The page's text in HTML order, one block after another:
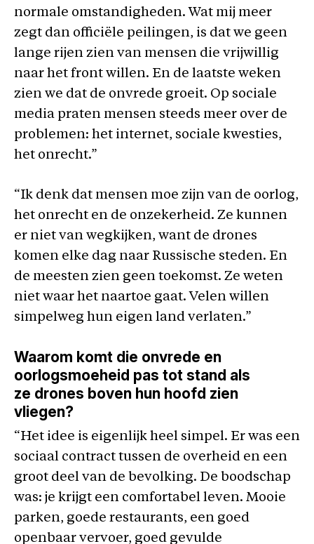
normale omstandigheden. Wat mij meer
zegt dan officiële peilingen, is dat we geen
lange rijen zien van mensen die vrijwillig
naar het front willen. En de laatste weken
zien we dat de onvrede groeit. Op sociale
media praten mensen steeds meer over de
problemen: het internet, sociale kwesties,
het onrecht.”
“Ik denk dat mensen moe zijn van de oorlog,
het onrecht en de onzekerheid. Ze kunnen
er niet van wegkijken, want de drones
komen elke dag naar Russische steden. En
de meesten zien geen toekomst. Ze weten
niet waar het naartoe gaat. Velen willen
simpelweg hun eigen land verlaten.”
Waarom komt die onvrede en
oorlogsmoeheid pas tot stand als
ze drones boven hun hoofd zien
vliegen?
“Het idee is eigenlijk heel simpel. Er was een
sociaal contract tussen de overheid en een
groot deel van de bevolking. De boodschap
was: je krijgt een comfortabel leven. Mooie
parken, goede restaurants, een goed
openbaar vervoer, goed gevulde